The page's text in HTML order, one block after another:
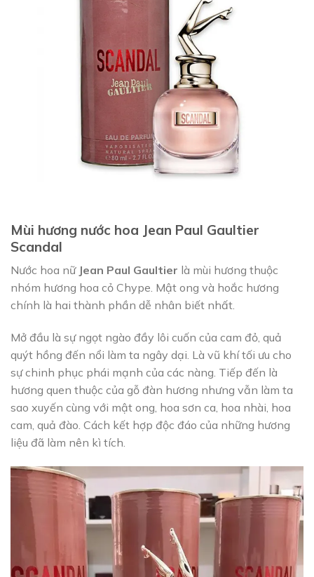
Mùi hương nước hoa Jean Paul Gaultier
Scandal
Nước hoa nữ Jean Paul Gaultier là mùi hương thuộc
nhóm hương hoa cỏ Chype. Mật ong và hoắc hương
chính là hai thành phần dễ nhân biết nhất.
Mở đầu là sự ngọt ngào đầy lôi cuốn của cam đỏ, quả
quýt hồng đến nổi làm ta ngây dại. Là vũ khí tối ưu cho
sự chinh phục phái mạnh của các nàng. Tiếp đến là
hương quen thuộc của gỗ đàn hương nhưng vẫn làm ta
sao xuyến cùng với mật ong, hoa sơn ca, hoa nhài, hoa
cam, quả đào. Cách kết hợp độc đáo của những hương
liệu đã làm nên kì tích.